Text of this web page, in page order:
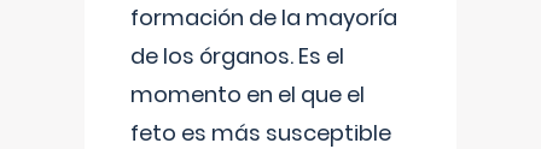
formación de la mayoría
de los órganos. Es el
momento en el que el
feto es más susceptible